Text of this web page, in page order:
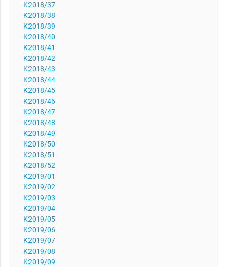
K2018/37
K2018/38
K2018/39
K2018/40
K2018/41
K2018/42
K2018/43
K2018/44
K2018/45
K2018/46
K2018/47
K2018/48
K2018/49
K2018/50
K2018/51
K2018/52
K2019/01
K2019/02
K2019/03
K2019/04
K2019/05
K2019/06
K2019/07
K2019/08
K2019/09